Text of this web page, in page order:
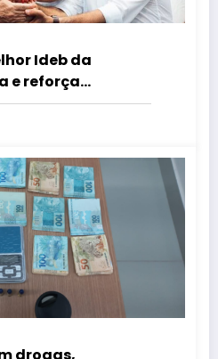
Ideb da
e reforça
de